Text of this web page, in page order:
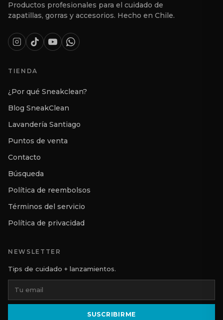
Productos profesionales para el cuidado de
zapatillas, gorras y accesorios. Hecho en Chile.
TIENDA
¿Por qué Sneakclean?
Blog SneakClean
Lavandería Santiago
Puntos de venta
Contacto
Búsqueda
Política de reembolsos
Términos del servicio
Política de privacidad
NEWSLETTER
Tips de cuidado + lanzamientos.
SUSCRIBIRME